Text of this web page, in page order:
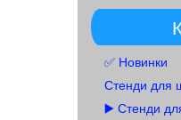
✅ Новинки
Стенди для
▶️ Стенди